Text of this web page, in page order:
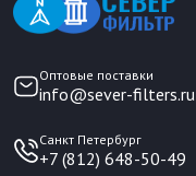
Оптовые поставки
info@sever-filters.ru
Санкт Петербург
+7 (812) 648-50-49